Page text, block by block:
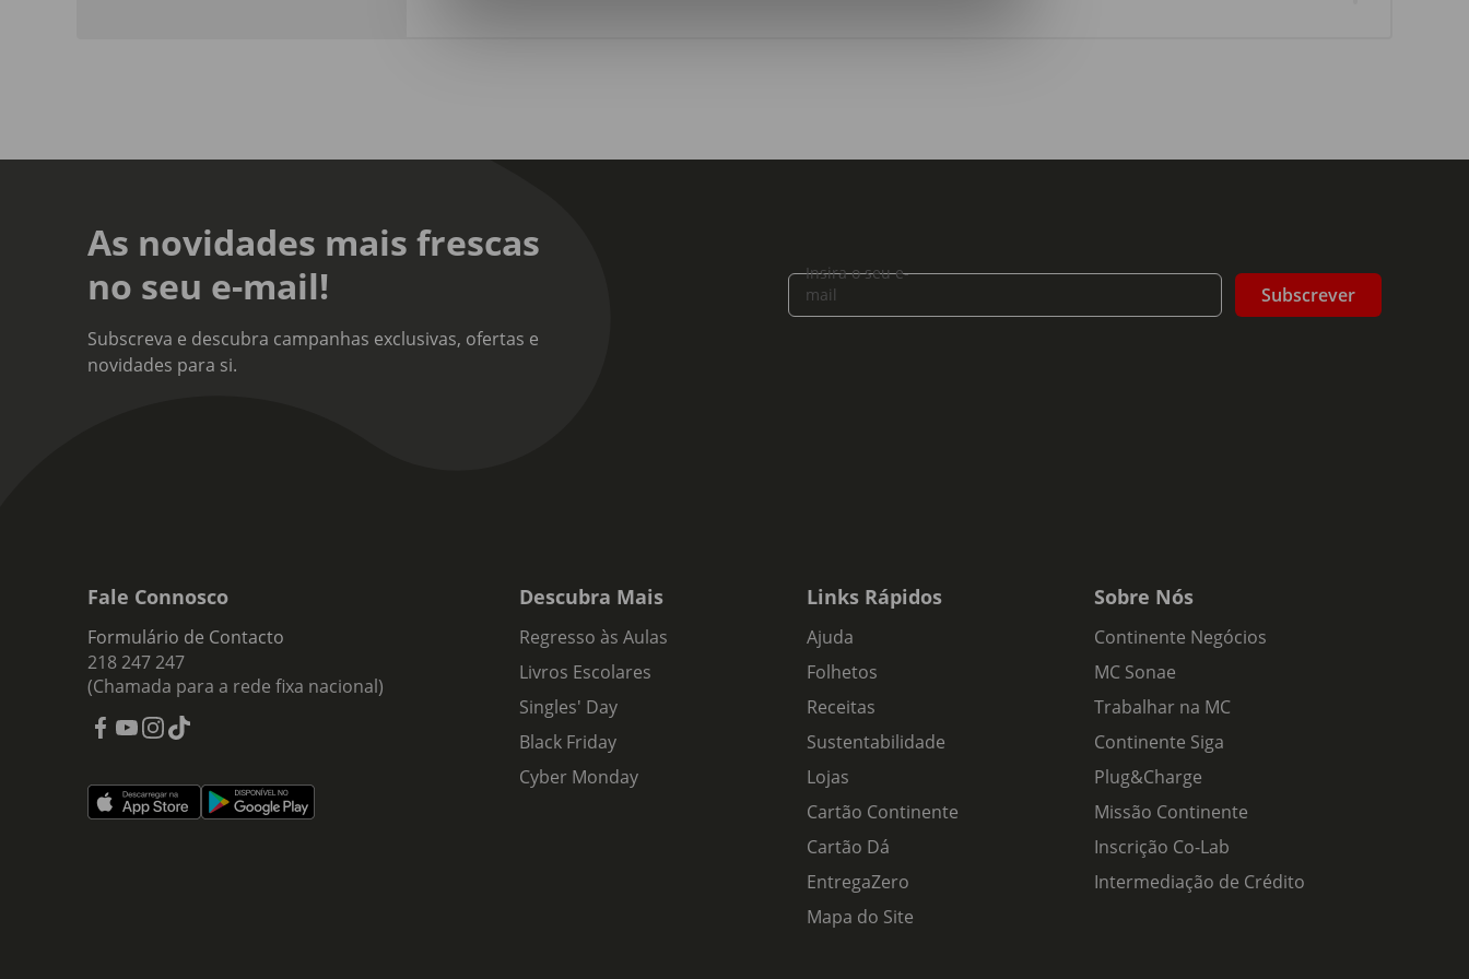
As novidades mais frescas
no seu e-mail!
Subscreva e descubra campanhas exclusivas, ofertas e
novidades para si.
Insira o seu e-
mail
Subscrever
Fale Connosco
Formulário de Contacto
218 247 247
(Chamada para a rede fixa nacional)
Descubra Mais
Regresso às Aulas
Livros Escolares
Singles' Day
Black Friday
Cyber Monday
Links Rápidos
Ajuda
Folhetos
Receitas
Sustentabilidade
Lojas
Cartão Continente
Cartão Dá
EntregaZero
Mapa do Site
Sobre Nós
Continente Negócios
MC Sonae
Trabalhar na MC
Continente Siga
Plug&Charge
Missão Continente
Inscrição Co-Lab
Intermediação de Crédito